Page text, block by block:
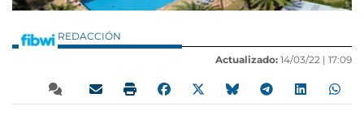
REDACCIÓN
Actualizado: 14/03/22 | 17:09